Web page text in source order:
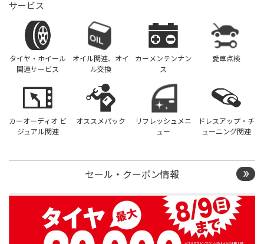
サービス
タイヤ・ホイール
関連サービス
オイル関連、オイ
ル交換
カーメンテンナン
ス
愛車点検
カーオーディオ ビ
ジュアル関連
オススメパック
リフレッシュメニ
ュー
ドレスアップ・チ
ューニング関連
セール・クーポン情報